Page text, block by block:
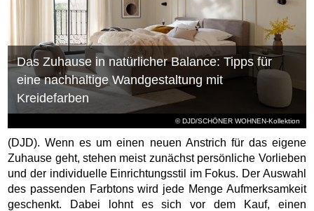
© DJD/SCHÖNER WOHNEN-Kollektion
Das Zuhause in natürlicher Balance: Tipps für
eine nachhaltige Wandgestaltung mit
Kreidefarben
(DJD). Wenn es um einen neuen Anstrich für das eigene
Zuhause geht, stehen meist zunächst persönliche Vorlieben
und der individuelle Einrichtungsstil im Fokus. Der Auswahl
des passenden Farbtons wird jede Menge Aufmerksamkeit
geschenkt. Dabei lohnt es sich vor dem Kauf, einen